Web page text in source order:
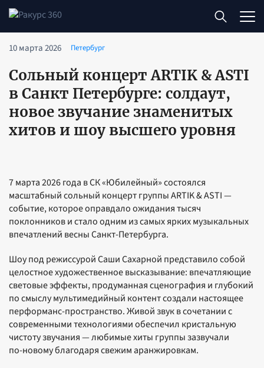
10 марта 2026 Петербург
Сольный концерт ARTIK & ASTI
в Санкт Петербурге: солдаут,
новое звучание знаменитых
хитов и шоу высшего уровня
7 марта 2026 года в СК «Юбилейный» состоялся
масштабный сольный концерт группы ARTIK & ASTI —
событие, которое оправдало ожидания тысяч
поклонников и стало одним из самых ярких музыкальных
впечатлений весны Санкт-Петербурга.
Шоу под режиссурой Саши Сахарной представило собой
целостное художественное высказывание: впечатляющие
световые эффекты, продуманная сценография и глубокий
по смыслу мультимедийный контент создали настоящее
перформанс‑пространство. Живой звук в сочетании с
современными технологиями обеспечил кристальную
чистоту звучания — любимые хиты группы зазвучали
по‑новому благодаря свежим аранжировкам.